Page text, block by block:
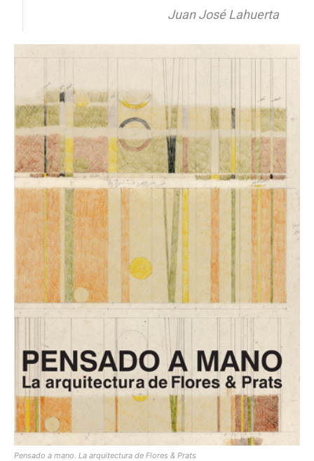
Juan José Lahuerta
Pensado a mano. La arquitectura de Flores & Prats